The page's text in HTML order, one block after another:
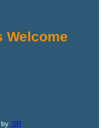
Welcome
SR